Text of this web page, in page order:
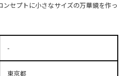
ンセプトに小さなサイズの万華鏡を作っ
-
東京都